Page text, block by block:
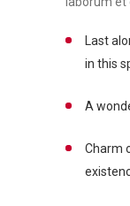
Last
in this
A
Charm